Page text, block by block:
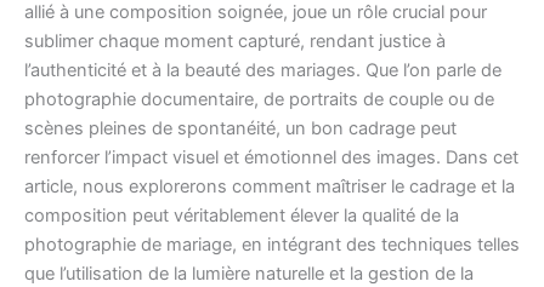
allié à une composition soignée, joue un rôle crucial pour
sublimer chaque moment capturé, rendant justice à
l’authenticité et à la beauté des mariages. Que l’on parle de
photographie documentaire, de portraits de couple ou de
scènes pleines de spontanéité, un bon cadrage peut
renforcer l’impact visuel et émotionnel des images. Dans cet
article, nous explorerons comment maîtriser le cadrage et la
composition peut véritablement élever la qualité de la
photographie de mariage, en intégrant des techniques telles
que l’utilisation de la lumière naturelle et la gestion de la